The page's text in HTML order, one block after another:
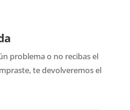
problema o no recibas el
te devolveremos el